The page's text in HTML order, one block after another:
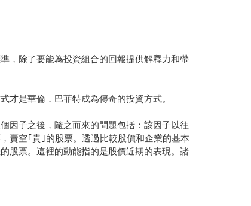
，除了要能為投資組合的回報提供解釋力和帶
才是華倫．巴菲特成為傳奇的投資方式。
因子之後，隨之而來的問題包括：該因子以往
賣空｢貴｣的股票。透過比較股價和企業的基本
股票。這裡的動能指的是股價近期的表現。諸